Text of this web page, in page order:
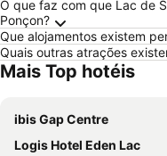
O que faz com que Lac de
Ponçon?
Que alojamentos existem
Quais outras atrações
Mais Top hotéis
ibis Gap Centre
Logis Hotel Eden Lac